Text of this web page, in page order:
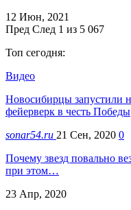
12 Июн, 2021
Пред След 1 из 5 067
Топ сегодня:
Видео
Новосибирцы запустили
фейерверк в честь Победы
sonar54.ru 21 Сен, 2020 0
Почему звезд повально
при этом…
23 Апр, 2020